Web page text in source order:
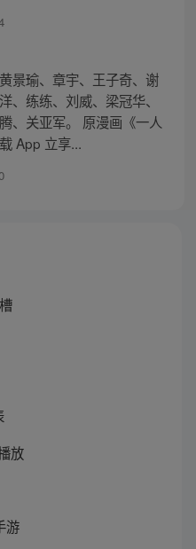
景瑜、章宇、王子奇、谢
、练练、刘威、梁冠华、
、关亚军。 原漫画《一人
App 立享...
放
游